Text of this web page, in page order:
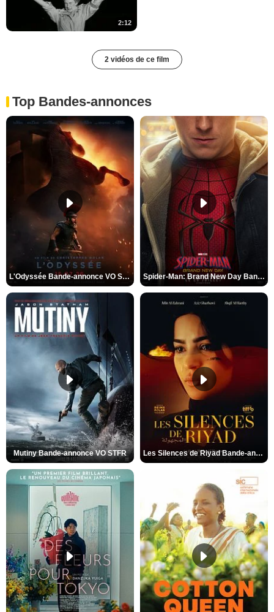
2:12
2 vidéos de ce film
Top Bandes-annonces
L'Odyssée Bande-annonce VO STFR Spider-Man: Brand New Day Bande-annonce VO STFR
Mutiny Bande-annonce VO STFR Les Silences de Riyad Bande-annonce VO STFR